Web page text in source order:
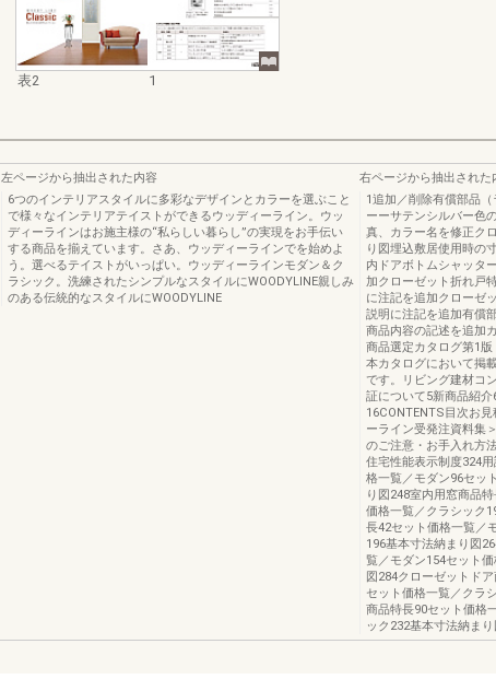
表2 1
左ページから抽出された内容
6つのインテリアスタイルに多彩なデザインとカラーを選ぶこと
で様々なインテリアテイストができるウッディーライン。ウッ
ディーラインはお施主様の“私らしい暮らし”の実現をお手伝い
する商品を揃えています。さあ、ウッディーラインでを始めよ
う。選べるテイストがいっぱい。ウッディーラインモダン＆ク
ラシック。洗練されたシンプルなスタイルにWOODYLINE親しみ
のある伝統的なスタイルにWOODYLINE
右ページから抽出された
1追加／削除有償部品
ーーサテンシルバー色
真、カラー名を修正ク
り図埋込敷居使用時の
内ドアボトムシャッタ
加クローゼット折れ戸
に注記を追加クローゼ
説明に注記を追加有償
商品内容の記述を追加
商品選定カタログ第1版
本カタログにおいて掲
です。リビング建材コ
証について5新商品紹
16CONTENTS目次お
ーライン受発注資料集
のご注意・お手入れ方
住宅性能表示制度324
格一覧／モダン96セッ
り図248室内用窓商品
価格一覧／クラシック
長42セット価格一覧／
196基本寸法納まり図
覧／モダン154セット
図284クローゼットド
セット価格一覧／クラ
商品特長90セット価格
ック232基本寸法納ま